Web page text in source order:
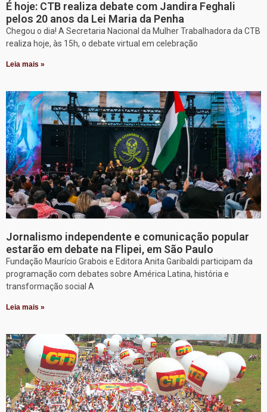
É hoje: CTB realiza debate com Jandira Feghali
pelos 20 anos da Lei Maria da Penha
Chegou o dia! A Secretaria Nacional da Mulher Trabalhadora da CTB
realiza hoje, às 15h, o debate virtual em celebração
Leia mais »
Jornalismo independente e comunicação popular
estarão em debate na Flipei, em São Paulo
Fundação Maurício Grabois e Editora Anita Garibaldi participam da
programação com debates sobre América Latina, história e
transformação social A
Leia mais »